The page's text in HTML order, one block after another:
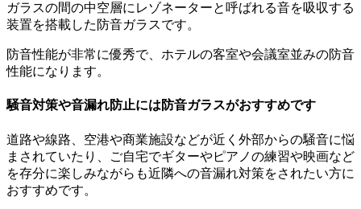
ガラスの間の中空層にレゾネーターと呼ばれる音を吸収する
装置を搭載した防音ガラスです。
防音性能が非常に優秀で、ホテルの客室や会議室並みの防音
性能になります。
騒音対策や音漏れ防止には防音ガラスがおすすめです
道路や線路、空港や商業施設などが近く外部からの騒音に悩
まされていたり、ご自宅でギターやピアノの練習や映画など
を存分に楽しみながらも近隣への音漏れ対策をされたい方に
おすすめです。